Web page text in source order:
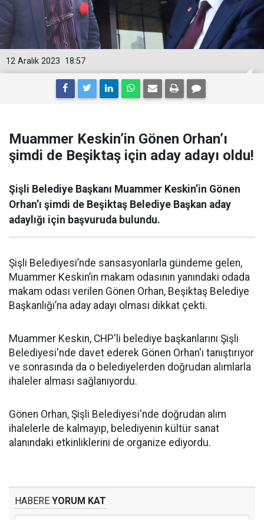
18:57
12 Aralık 2023
Muammer Keskin’in Gönen Orhan’ı
şimdi de Beşiktaş için aday adayı oldu!
Şişli Belediye Başkanı Muammer Keskin’in Gönen
Orhan’ı şimdi de Beşiktaş Belediye Başkan aday
adaylığı için başvuruda bulundu.
Şişli Belediyesi’nde sansasyonlarla gündeme gelen,
Muammer Keskin’in makam odasının yanındaki odada
makam odası verilen Gönen Orhan, Beşiktaş Belediye
Başkanlığı’na aday adayı olması dikkat çekti.
Muammer Keskin, CHP'li belediye başkanlarını Şişli
Belediyesi'nde davet ederek Gönen Orhan'ı tanıştırıyor
ve sonrasında da o belediyelerden doğrudan alımlarla
ihaleler alması sağlanıyordu.
Gönen Orhan, Şişli Belediyesi'nde doğrudan alım
ihalelerle de kalmayıp, belediyenin kültür sanat
alanındaki etkinliklerini de organize ediyordu.
HABERE YORUM KAT